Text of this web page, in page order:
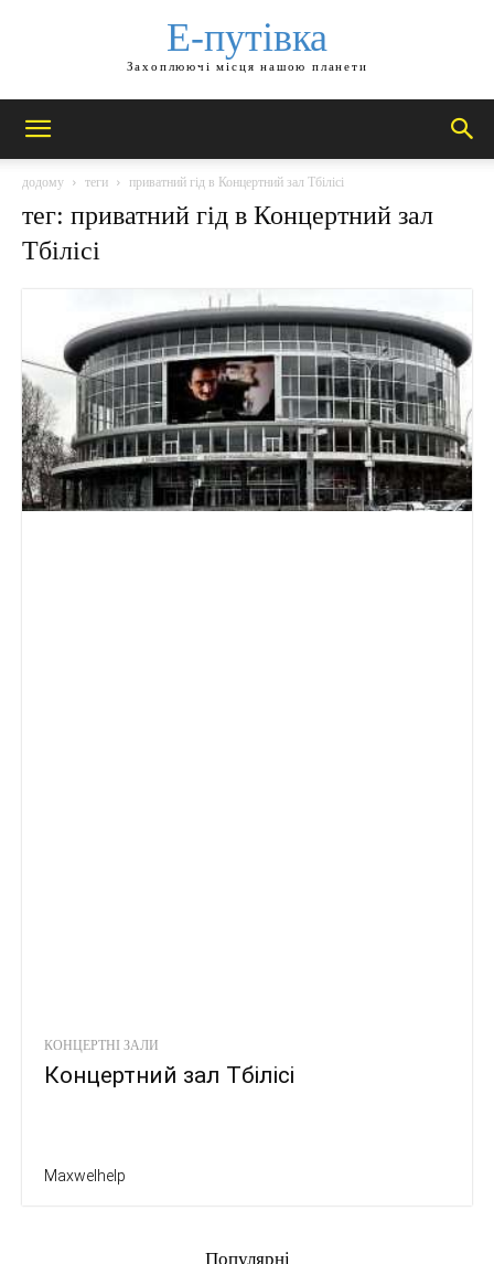
Е-путівка
Захоплюючі місця нашою планети
додому теги приватний гід в Концертний зал Тбілісі
тег: приватний гід в Концертний зал
Тбілісі
КОНЦЕРТНІ ЗАЛИ
Концертний зал Тбілісі
Maxwelhelp
Популярні